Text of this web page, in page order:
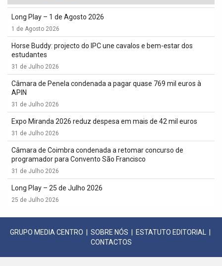
Long Play – 1 de Agosto 2026
1 de Agosto 2026
Horse Buddy: projecto do IPC une cavalos e bem-estar dos
estudantes
31 de Julho 2026
Câmara de Penela condenada a pagar quase 769 mil euros à
APIN
31 de Julho 2026
Expo Miranda 2026 reduz despesa em mais de 42 mil euros
31 de Julho 2026
Câmara de Coimbra condenada a retomar concurso de
programador para Convento São Francisco
31 de Julho 2026
Long Play – 25 de Julho 2026
25 de Julho 2026
GRUPO MEDIA CENTRO SOBRE NÓS ESTATUTO EDITORIAL
CONTACTOS